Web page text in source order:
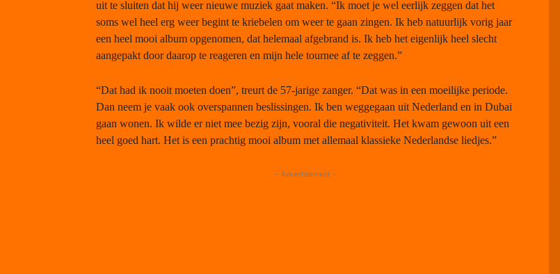
uit te sluiten dat hij weer nieuwe muziek gaat maken. “Ik moet je wel eerlijk zeggen dat het
soms wel heel erg weer begint te kriebelen om weer te gaan zingen. Ik heb natuurlijk vorig jaar
een heel mooi album opgenomen, dat helemaal afgebrand is. Ik heb het eigenlijk heel slecht
aangepakt door daarop te reageren en mijn hele tournee af te zeggen.”
“Dat had ik nooit moeten doen”, treurt de 57-jarige zanger. “Dat was in een moeilijke periode.
Dan neem je vaak ook overspannen beslissingen. Ik ben weggegaan uit Nederland en in Dubai
gaan wonen. Ik wilde er niet mee bezig zijn, vooral die negativiteit. Het kwam gewoon uit een
heel goed hart. Het is een prachtig mooi album met allemaal klassieke Nederlandse liedjes.”
- Advertisement -